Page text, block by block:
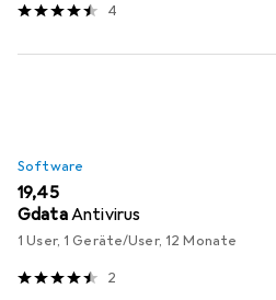
4
Software
EUR
19,45
GdataAntivirus
1 User, 1 Geräte/User, 12 Monate
2